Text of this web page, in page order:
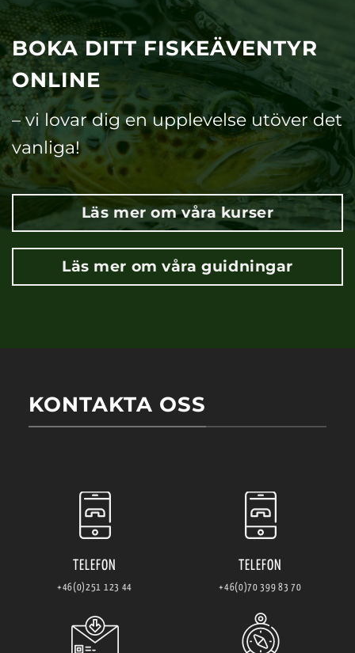
BOKA DITT FISKEÄVENTYR
ONLINE
– vi lovar dig en upplevelse utöver det
vanliga!
Läs mer om våra kurser
Läs mer om våra guidningar
KONTAKTA OSS
TELEFON
+46(0)251 123 44
TELEFON
+46(0)70 399 83 70